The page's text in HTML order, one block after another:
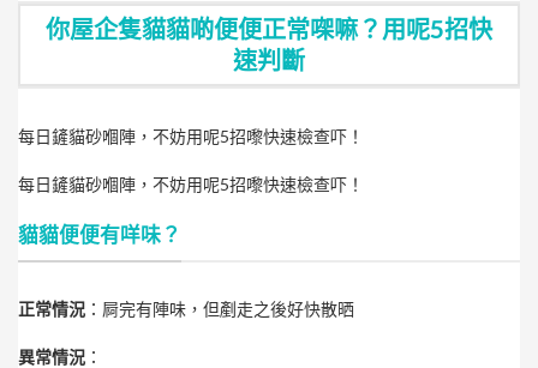
你屋企隻貓貓啲便便正常㗎嘛？用呢5招快
速判斷
每日鏟貓砂嗰陣，不妨用呢5招嚟快速檢查吓！
每日鏟貓砂嗰陣，不妨用呢5招嚟快速檢查吓！
貓貓便便有咩味？
正常情況 ：屙完有陣味，但剷走之後好快散晒
異常情況 ：